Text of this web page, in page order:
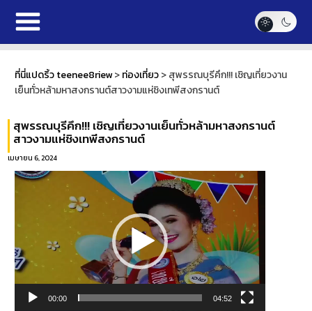
ที่นี่แปดริ้ว teenee8riew>ท่องเที่ยว>สุพรรณบุรีคึก!!! เชิญเที่ยวงาน
เย็นทั่วหล้ามหาสงกรานต์สาวงามแห่ชิงเทพีสงกรานต์
สุพรรณบุรีคึก!!! เชิญเที่ยวงานเย็นทั่วหล้ามหาสงกรานต์
สาวงามแห่ชิงเทพีสงกรานต์
เมษายน 6, 2024
ตัว
00:00 04:52